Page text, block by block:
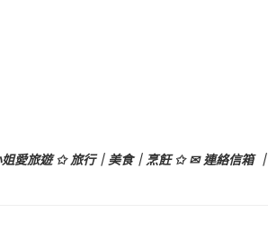
愛旅遊 ✩ 旅行｜美食｜烹飪 ✩ ✉ 連絡信箱 ｜